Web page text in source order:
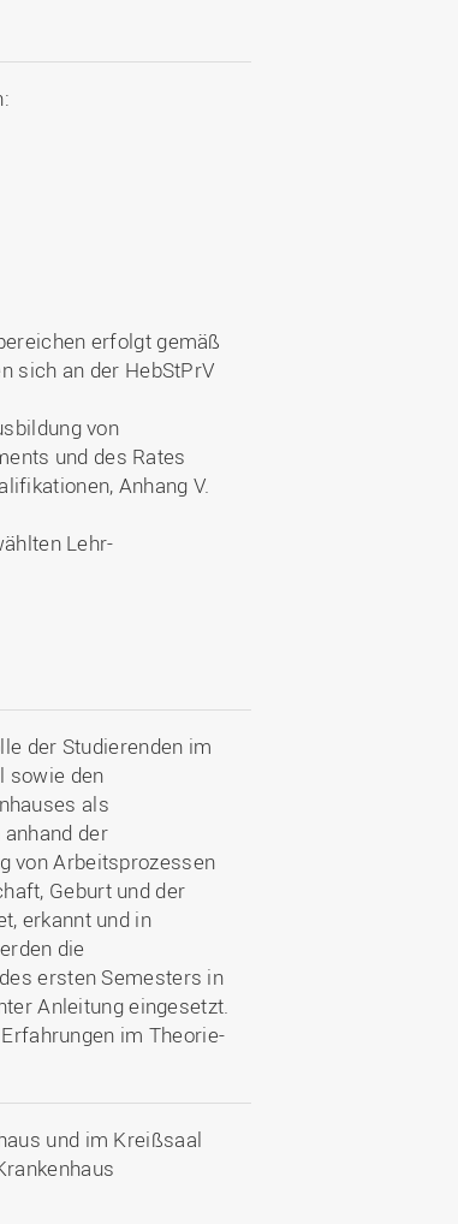
erfolgt gemäß
sich an der HebStPrV
von
und des Rates
Anhang V.
Lehr-
der Studierenden im
sowie den
als
der
von Arbeitsprozessen
Geburt und der
erkannt und in
die
ersten Semesters in
Anleitung eingesetzt.
im Theorie-
und im Kreißsaal